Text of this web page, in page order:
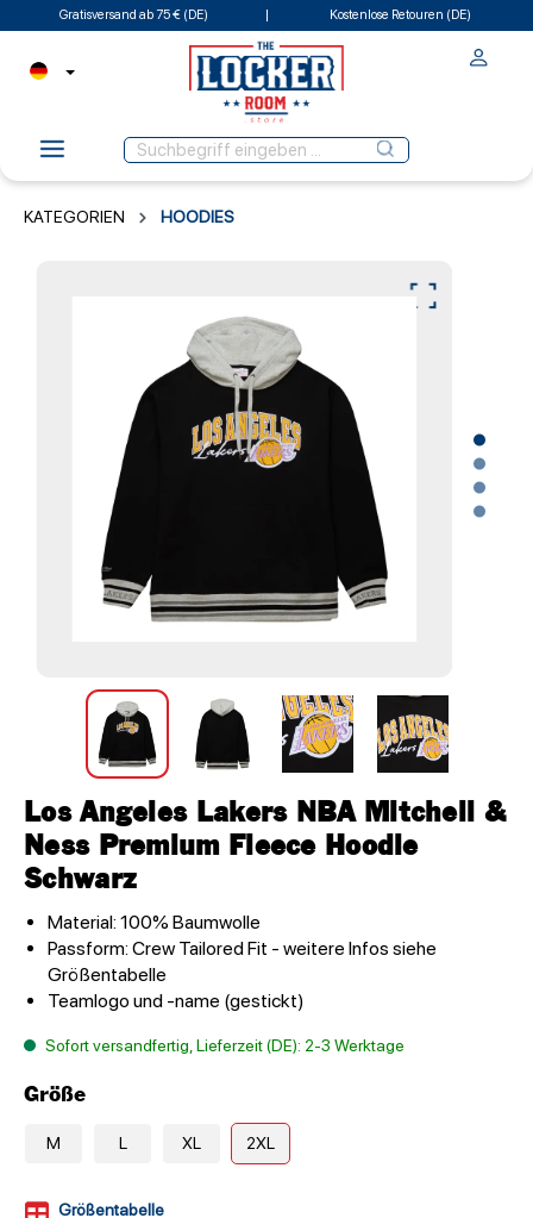
Gratisversand ab 75 € (DE) Kostenlose Retouren (DE)
KATEGORIEN HOODIES
Los Angeles Lakers NBA Mitchell &
Ness Premium Fleece Hoodie
Schwarz
Material: 100% Baumwolle
Passform: Crew Tailored Fit - weitere Infos siehe
Größentabelle
Teamlogo und -name (gestickt)
Sofort versandfertig, Lieferzeit (DE): 2-3 Werktage
Größe
M L XL 2XL
Größentabelle